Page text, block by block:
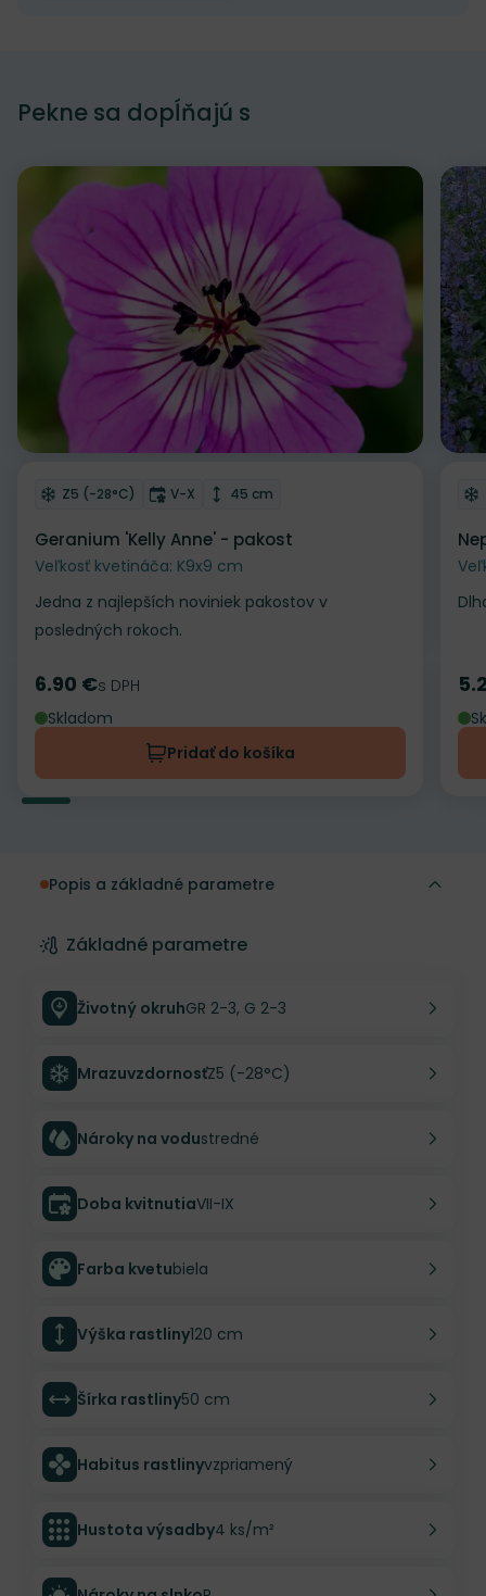
Pekne sa dopĺňajú s
Odober do zoznamu želaní
Mrazuvzdornosť
Z5 (-28°C) Doba kvitnutia
V-X Výška rastliny
45 cm
Geranium 'Kelly Anne' - pakost
Veľkosť kvetináča: K9x9 cm
Jedna z najlepších noviniek pakostov v
posledných rokoch.
Cena
6.90 €s DPH
Skladom
Pridať do košíka
Popis a základné parametre
Základné parametre
Životný okruhGR 2-3, G 2-3
MrazuvzdornosťZ5 (-28°C)
Nároky na vodustredné
Doba kvitnutiaVII-IX
Farba kvetubiela
Výška rastliny120 cm
Šírka rastliny50 cm
Habitus rastlinyvzpriamený
Hustota výsadby4 ks/m²